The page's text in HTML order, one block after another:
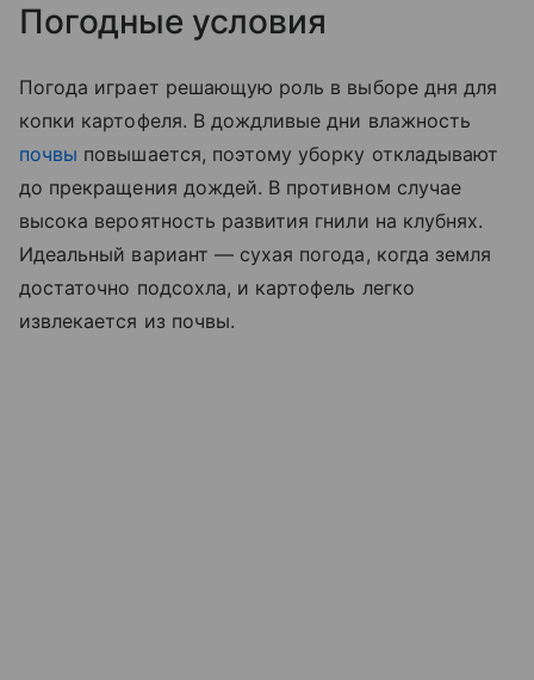
Погодные условия
Погода играет решающую роль в выборе дня для
копки картофеля. В дождливые дни влажность
почвы повышается, поэтому уборку откладывают
до прекращения дождей. В противном случае
высока вероятность развития гнили на клубнях.
Идеальный вариант — сухая погода, когда земля
достаточно подсохла, и картофель легко
извлекается из почвы.